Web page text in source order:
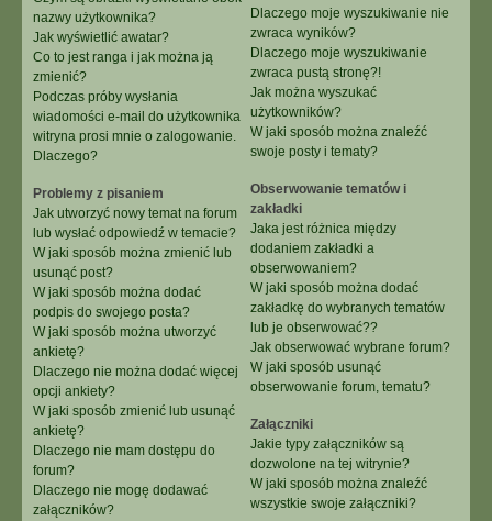
nazwy użytkownika?
Jak wyświetlić awatar?
Co to jest ranga i jak można ją
zmienić?
Podczas próby wysłania
wiadomości e-mail do użytkownika
witryna prosi mnie o zalogowanie.
Dlaczego?
Problemy z pisaniem
Jak utworzyć nowy temat na forum
lub wysłać odpowiedź w temacie?
W jaki sposób można zmienić lub
usunąć post?
W jaki sposób można dodać
podpis do swojego posta?
W jaki sposób można utworzyć
ankietę?
Dlaczego nie można dodać więcej
opcji ankiety?
W jaki sposób zmienić lub usunąć
ankietę?
Dlaczego nie mam dostępu do
forum?
Dlaczego nie mogę dodawać
załączników?
Dlaczego moje wyszukiwanie nie
zwraca wyników?
Dlaczego moje wyszukiwanie
zwraca pustą stronę?!
Jak można wyszukać
użytkowników?
W jaki sposób można znaleźć
swoje posty i tematy?
Obserwowanie tematów i
zakładki
Jaka jest różnica między
dodaniem zakładki a
obserwowaniem?
W jaki sposób można dodać
zakładkę do wybranych tematów
lub je obserwować??
Jak obserwować wybrane forum?
W jaki sposób usunąć
obserwowanie forum, tematu?
Załączniki
Jakie typy załączników są
dozwolone na tej witrynie?
W jaki sposób można znaleźć
wszystkie swoje załączniki?